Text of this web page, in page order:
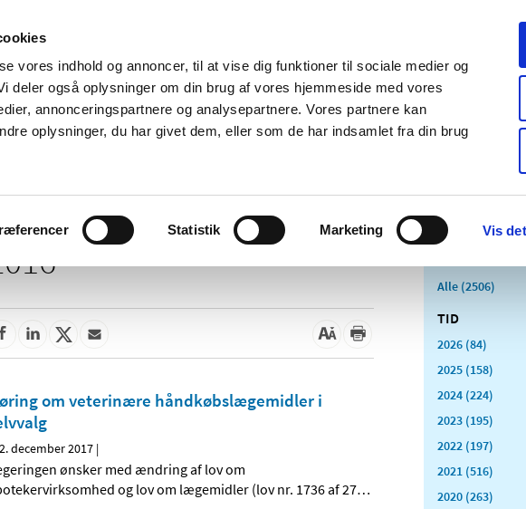
vores indhold og annoncer, til at vise dig funktioner til sociale medier og
deler også oplysninger om din brug af vores hjemmeside med vores
annonceringspartnere og analysepartnere. Vores partnere kan
oplysninger, du har givet dem, eller som de har indsamlet fra din brug
Statistik Marketing Vis
Nyheder Om os Kontakt Udgivelser
Tilskud og
Apoteker og salg af
Medicinsk
om veterinære håndkøbslægemidler i
december 2017 |
ønsker med ændring af lov om
og lov om lægemidler (lov nr. 1736 af 27…
Alle (2506)
TID
2026 (84)
2025 (158)
2024 (224)
2023 (195)
2022 (197)
2021 (516)
2020 (263)